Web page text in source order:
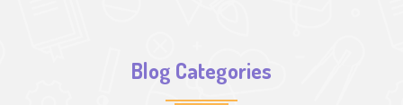
Blog Categories